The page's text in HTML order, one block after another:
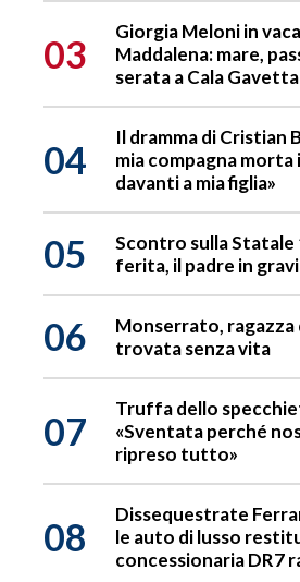
03
Giorgia Meloni in
Maddalena: mare,
serata a Cala Gavetta
04
Il dramma di Cristian
mia compagna morta
davanti a mia figlia»
05
Scontro sulla Statale
ferita, il padre in
06
Monserrato, ragazza
trovata senza vita
07
Truffa dello
«Sventata perché
ripreso tutto»
08
Dissequestrate
le auto di lusso
concessionaria DR7